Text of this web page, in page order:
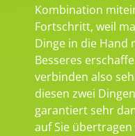
Kombination
Fortschritt, weil
Dinge in die Hand
Besseres
verbinden also
diesen zwei
garantiert sehr
auf Sie